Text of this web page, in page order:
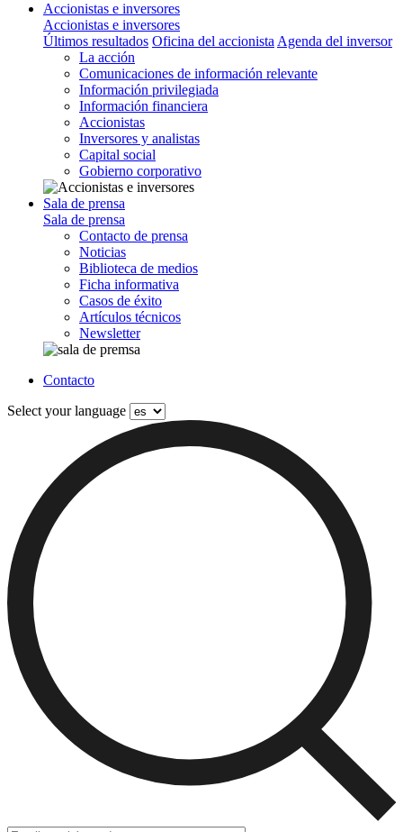
Accionistas e inversores
Accionistas e inversores
Últimos resultados Oficina del accionista Agenda del inversor
La acción
Comunicaciones de información relevante
Información privilegiada
Información financiera
Accionistas
Inversores y analistas
Capital social
Gobierno corporativo
Sala de prensa
Sala de prensa
Contacto de prensa
Noticias
Biblioteca de medios
Ficha informativa
Casos de éxito
Artículos técnicos
Newsletter
Contacto
Select your language